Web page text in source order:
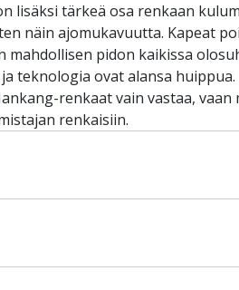
tärkeä osa renkaan
näin ajomukavuutta. Kapeat
pidon kaikissa
teknologia ovat alansa
renkaat vain vastaa,
renkaisiin.